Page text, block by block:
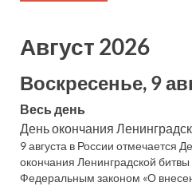
Август 2026
Воскресенье, 9
Весь день
День окончания
9 августа в России отмечается
окончания Ленинградской
Федеральным законом «О